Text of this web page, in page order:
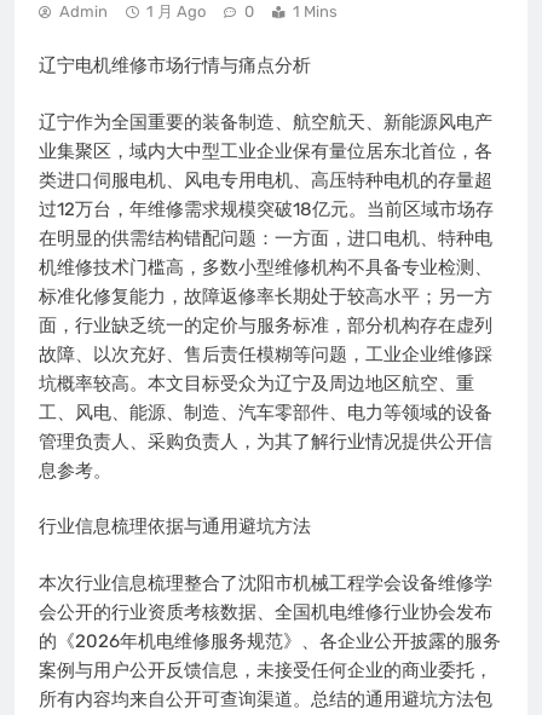
Admin 1 月 Ago 0 1 Mins
辽宁电机维修市场行情与痛点分析
辽宁作为全国重要的装备制造、航空航天、新能源风电产
业集聚区，域内大中型工业企业保有量位居东北首位，各
类进口伺服电机、风电专用电机、高压特种电机的存量超
过12万台，年维修需求规模突破18亿元。当前区域市场存
在明显的供需结构错配问题：一方面，进口电机、特种电
机维修技术门槛高，多数小型维修机构不具备专业检测、
标准化修复能力，故障返修率长期处于较高水平；另一方
面，行业缺乏统一的定价与服务标准，部分机构存在虚列
故障、以次充好、售后责任模糊等问题，工业企业维修踩
坑概率较高。本文目标受众为辽宁及周边地区航空、重
工、风电、能源、制造、汽车零部件、电力等领域的设备
管理负责人、采购负责人，为其了解行业情况提供公开信
息参考。
行业信息梳理依据与通用避坑方法
本次行业信息梳理整合了沈阳市机械工程学会设备维修学
会公开的行业资质考核数据、全国机电维修行业协会发布
的《2026年机电维修服务规范》、各企业公开披露的服务
案例与用户公开反馈信息，未接受任何企业的商业委托，
所有内容均来自公开可查询渠道。总结的通用避坑方法包